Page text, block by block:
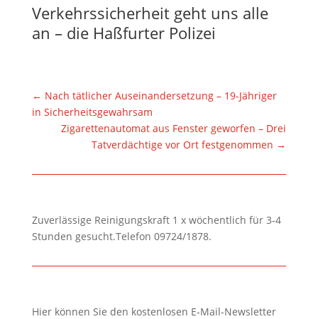
Verkehrssicherheit geht uns alle
an – die Haßfurter Polizei
← Nach tätlicher Auseinandersetzung – 19-Jähriger
in Sicherheitsgewahrsam
Zigarettenautomat aus Fenster geworfen – Drei
Tatverdächtige vor Ort festgenommen →
Zuverlässige Reinigungskraft 1 x wöchentlich für 3-4
Stunden gesucht.Telefon 09724/1878.
Hier können Sie den kostenlosen E-Mail-Newsletter